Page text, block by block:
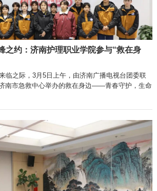
之约：济南护理职业学院参与“救在身
临之际，3月5日上午，由济南广播电视台团委联
南市急救中心举办的救在身边——青春守护，生命